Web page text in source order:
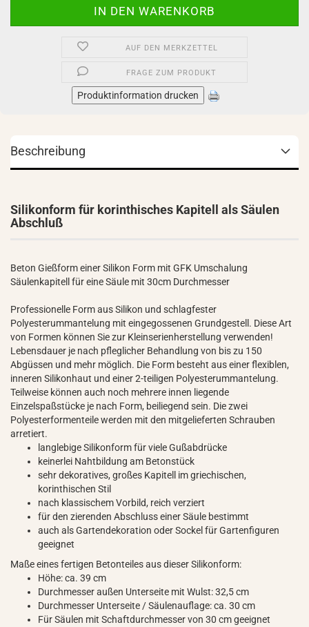
AUF DEN MERKZETTEL
FRAGE ZUM PRODUKT
Produktinformation drucken
Beschreibung
Silikonform für korinthisches Kapitell als Säulen
Abschluß
Beton Gießform einer Silikon Form mit GFK Umschalung
Säulenkapitell für eine Säule mit 30cm Durchmesser
Professionelle Form aus Silikon und schlagfester
Polyesterummantelung mit eingegossenen Grundgestell. Diese Art
von Formen können Sie zur Kleinserienherstellung verwenden!
Lebensdauer je nach pfleglicher Behandlung von bis zu 150
Abgüssen und mehr möglich. Die Form besteht aus einer flexiblen,
inneren Silikonhaut und einer 2-teiligen Polyesterummantelung.
Teilweise können auch noch mehrere innen liegende
Einzelspaßstücke je nach Form, beiliegend sein. Die zwei
Polyesterformenteile werden mit den mitgelieferten Schrauben
arretiert.
langlebige Silikonform für viele Gußabdrücke
keinerlei Nahtbildung am Betonstück
sehr dekoratives, großes Kapitell im griechischen,
korinthischen Stil
nach klassischem Vorbild, reich verziert
für den zierenden Abschluss einer Säule bestimmt
auch als Gartendekoration oder Sockel für Gartenfiguren
geeignet
Maße eines fertigen Betonteiles aus dieser Silikonform:
Höhe: ca. 39 cm
Durchmesser außen Unterseite mit Wulst: 32,5 cm
Durchmesser Unterseite / Säulenauflage: ca. 30 cm
Für Säulen mit Schaftdurchmesser von 30 cm geeignet